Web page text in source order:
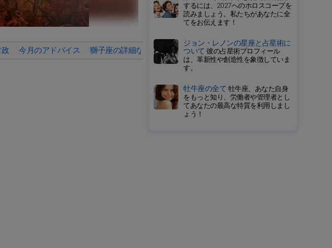
今月のアドバイス 獅子座の詳細なホロスコープ 2026年の毎月の星占い
するには、2027へのホロスコープを
読みましょう。私たちがあなたに全
てをお伝えます！
ジョン・レノンの星座と占星術に
ついて 彼の占星術プロフィール
は、革新性や創造性を象徴していま
す。
牡牛座の全て 牡牛座、あなた自身
をもっと知り、労働者や管理者とし
てあなたの最高な特質を利用しまし
ょう！